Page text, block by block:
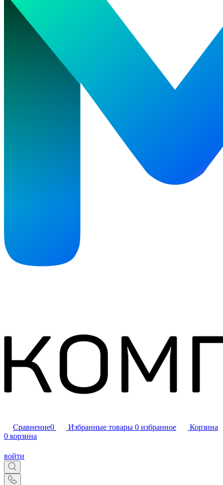
Сравнение0 Избранные товары 0 избранное
Корзина
0 корзина
войти